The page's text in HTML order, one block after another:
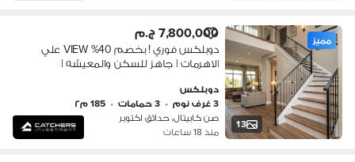
13
مميز 7,800,000 ج.م
دوبلكس فوري ! بخصم 40% VIEW علي
الاهرمات | جاهز للسكن والمعيشه |
جدا بكمبوند صن كابيتال بالقرب من مول
العرب
دوبلكس
3 غرف نوم
• 3 حمامات • 185 م٢
صن كابيتال، حدائق اكتوبر
منذ 18 ساعات